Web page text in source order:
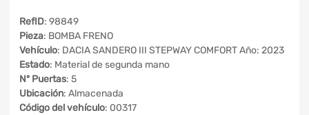
RefID: 98849
Pieza: BOMBA FRENO
Vehículo: DACIA SANDERO III STEPWAY COMFORT Año: 2023
Estado: Material de segunda mano
Nº Puertas: 5
Ubicación: Almacenada
Código del vehículo: 00317